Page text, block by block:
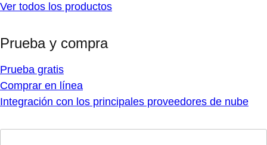
Ver todos los productos
Prueba y compra
Prueba gratis
Comprar en línea
Integración con los principales proveedores de nube